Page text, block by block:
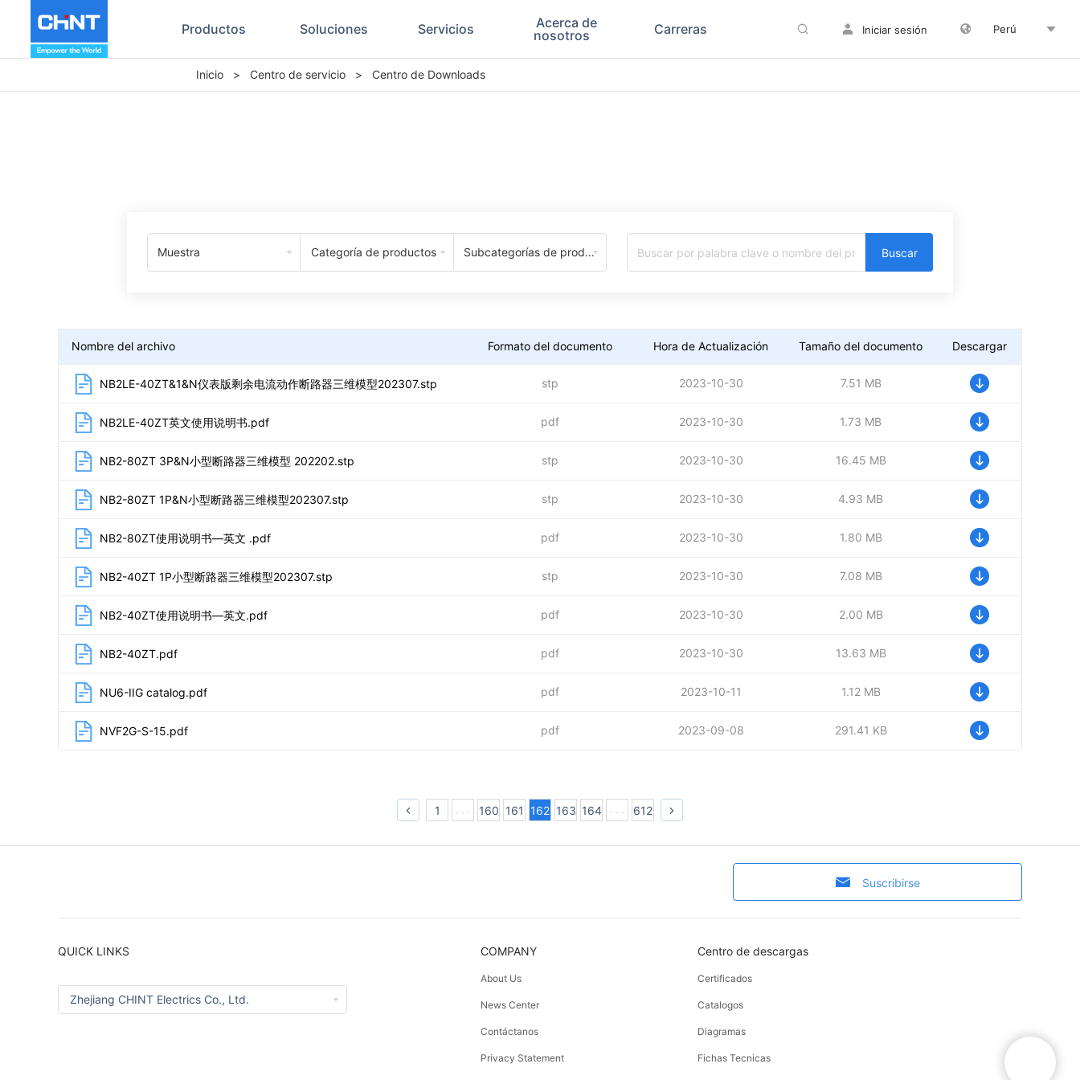
Iniciar sesión Perú
Productos Soluciones Servicios
Acerca de
nosotros
Carreras
Inicio > Centro de servicio > Centro de Downloads
Muestra Categoría de productos Subcategorías de productos Buscar
Nombre del archivo Formato del documento Hora de Actualización Tamaño del documento Descargar
NB2LE-40ZT&1&N仪表版剩余电流动作断路器三维模型202307.stp stp 2023-10-30 7.51 MB
NB2LE-40ZT英文使用说明书.pdf pdf 2023-10-30 1.73 MB
NB2-80ZT 3P&N小型断路器三维模型 202202.stp stp 2023-10-30 16.45 MB
NB2-80ZT 1P&N小型断路器三维模型202307.stp stp 2023-10-30 4.93 MB
NB2-80ZT使用说明书—英文 .pdf pdf 2023-10-30 1.80 MB
NB2-40ZT 1P小型断路器三维模型202307.stp stp 2023-10-30 7.08 MB
NB2-40ZT使用说明书—英文.pdf pdf 2023-10-30 2.00 MB
NB2-40ZT.pdf pdf 2023-10-30 13.63 MB
NU6-IIG catalog.pdf pdf 2023-10-11 1.12 MB
NVF2G-S-15.pdf pdf 2023-09-08 291.41 KB
1 160 161 162 163 164 612
Suscribirse
QUICK LINKS
Zhejiang CHINT Electrics Co., Ltd.
COMPANY
About Us
News Center
Contáctanos
Privacy Statement
Centro de descargas
Certificados
Catalogos
Diagramas
Fichas Tecnicas